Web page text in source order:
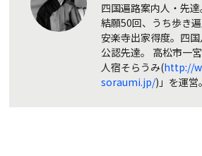
四国遍路案内人・先
結願50回、うち歩き
安楽寺出家得度。四
公認先達。 高松市一
人宿そらうみ(http://
soraumi.jp/)」を運営。